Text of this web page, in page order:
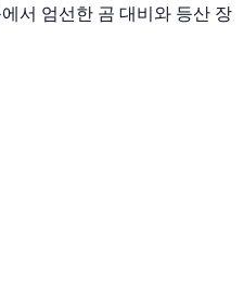
서 엄선한 곰 대비와 등산 장